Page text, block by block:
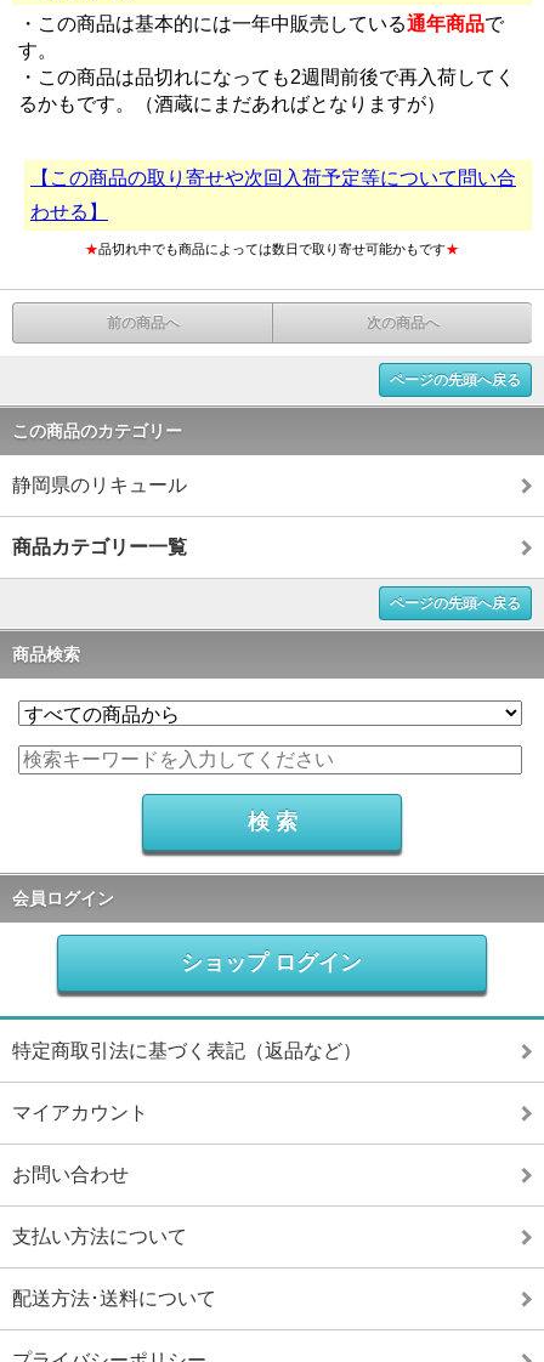
・この商品は基本的には一年中販売している通年商品で
す。
・この商品は品切れになっても2週間前後で再入荷してく
るかもです。（酒蔵にまだあればとなりますが）
【この商品の取り寄せや次回入荷予定等について問い合
わせる】
★品切れ中でも商品によっては数日で取り寄せ可能かもです★
前の商品へ 次の商品へ
ページの先頭へ戻る
この商品のカテゴリー
静岡県のリキュール
商品カテゴリー一覧
ページの先頭へ戻る
商品検索
会員ログイン
ショップ ログイン
特定商取引法に基づく表記（返品など）
マイアカウント
お問い合わせ
支払い方法について
配送方法･送料について